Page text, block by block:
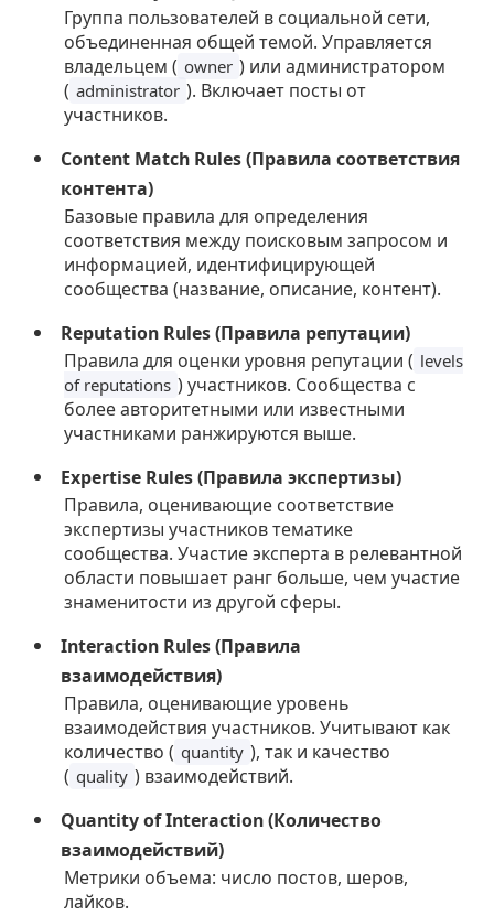
Группа пользователей в социальной сети,
объединенная общей темой. Управляется
владельцем ( owner ) или администратором
( administrator ). Включает посты от
участников.
Content Match Rules (Правила соответствия
контента)
Базовые правила для определения
соответствия между поисковым запросом и
информацией, идентифицирующей
сообщества (название, описание, контент).
Reputation Rules (Правила репутации)
Правила для оценки уровня репутации ( levels
of reputations ) участников. Сообщества с
более авторитетными или известными
участниками ранжируются выше.
Expertise Rules (Правила экспертизы)
Правила, оценивающие соответствие
экспертизы участников тематике
сообщества. Участие эксперта в релевантной
области повышает ранг больше, чем участие
знаменитости из другой сферы.
Interaction Rules (Правила
взаимодействия)
Правила, оценивающие уровень
взаимодействия участников. Учитывают как
количество ( quantity ), так и качество
( quality ) взаимодействий.
Quantity of Interaction (Количество
взаимодействий)
Метрики объема: число постов, шеров,
лайков.